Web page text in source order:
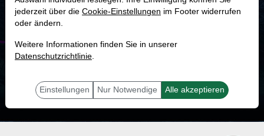
18.3 %
mit dieser Aktie erfolgreich sein.
jederzeit über die Cookie-Einstellungen im Footer widerrufen
oder ändern.
Weitere Informationen finden Sie in unserer
Datenschutzrichtlinie.
Einstellungen Nur Notwendige Alle akzeptieren